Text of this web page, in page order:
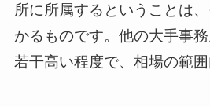
所に所属するということは
かるものです。他の大手事務
若干高い程度で、相場の範囲